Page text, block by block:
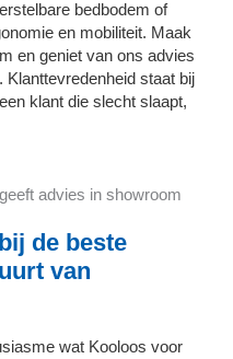
bedbodem of
en mobiliteit. Maak
en geniet van ons advies
staat bij
klant die slecht slaapt,
de beste
van
wat Kooloos voor